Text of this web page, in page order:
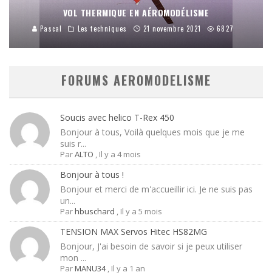
VOL THERMIQUE EN AÉROMODÉLISME
Pascal Les techniques 21 novembre 2021 6827
FORUMS AEROMODELISME
Soucis avec helico T-Rex 450
Bonjour à tous, Voilà quelques mois que je me
suis r...
ParALTO , Il y a 4 mois
Bonjour à tous !
Bonjour et merci de m'accueillir ici. Je ne suis pas
un...
Parhbuschard , Il y a 5 mois
TENSION MAX Servos Hitec HS82MG
Bonjour, J'ai besoin de savoir si je peux utiliser
mon ...
ParMANU34, Il y a 1 an